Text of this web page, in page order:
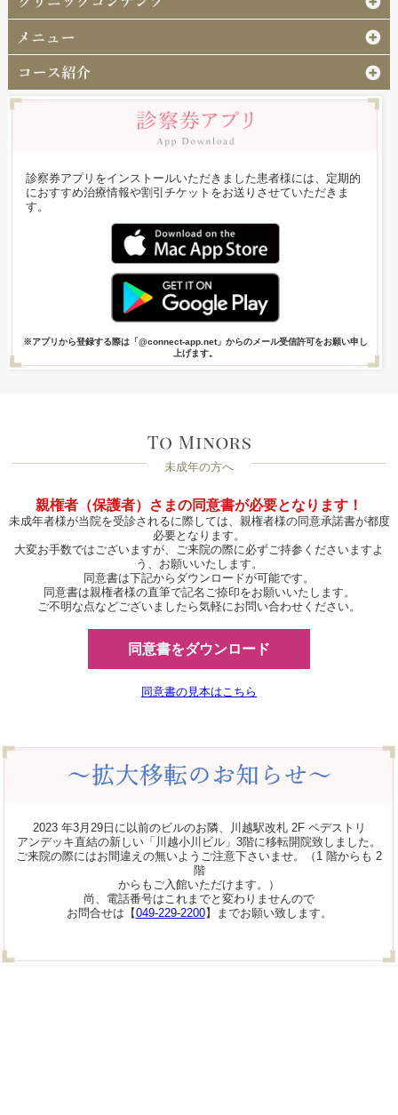
診察券アプリをインストールいただきました患者様には、定期的
におすすめ治療情報や割引チケットをお送りさせていただきま
す。
※アプリから登録する際は「@connect-app.net」からのメール受信許可をお願い申し
上げます。
未成年の方へ
親権者（保護者）さまの同意書が必要となります！
未成年者様が当院を受診されるに際しては、親権者様の同意承諾書が都度
必要となります。
大変お手数ではございますが、ご来院の際に必ずご持参くださいますよ
う、お願いいたします。
同意書は下記からダウンロードが可能です。
同意書は親権者様の直筆で記名ご捺印をお願いいたします。
ご不明な点などございましたら気軽にお問い合わせください。
同意書をダウンロード
同意書の見本はこちら
2023 年3月29日に以前のビルのお隣、川越駅改札 2F ペデストリ
アンデッキ直結の新しい「川越小川ビル」3階に移転開院致しました。
ご来院の際にはお間違えの無いようご注意下さいませ。（1 階からも 2
階
からもご入館いただけます。）
尚、電話番号はこれまでと変わりませんので
お問合せは【049-229-2200】までお願い致します。